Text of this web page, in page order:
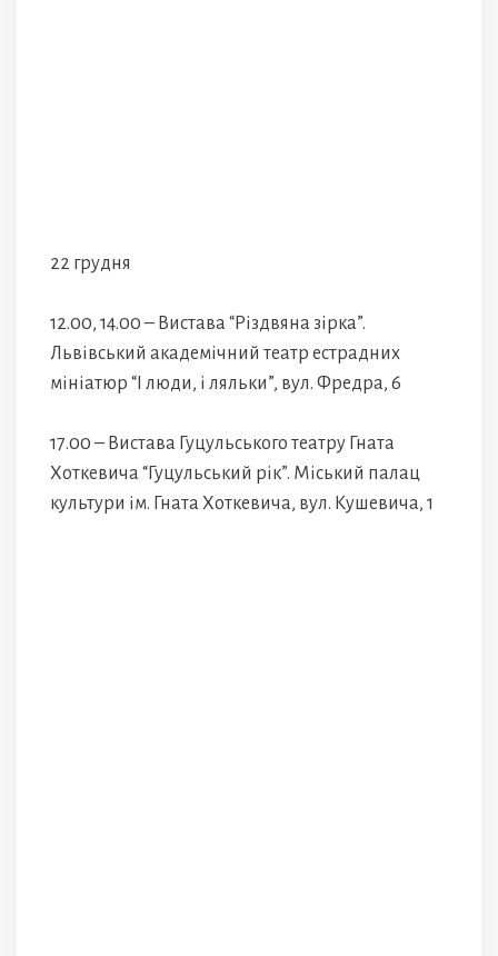
22 грудня
12.00, 14.00 – Вистава “Різдвяна зірка”.
Львівський академічний театр естрадних
мініатюр “І люди, і ляльки”, вул. Фредра, 6
17.00 – Вистава Гуцульського театру Гната
Хоткевича “Гуцульський рік”. Міський палац
культури ім. Гната Хоткевича, вул. Кушевича, 1